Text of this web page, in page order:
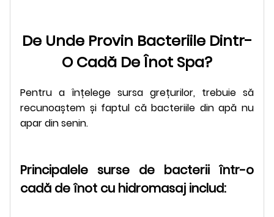
De Unde Provin Bacteriile Dintr-
O Cadă De Înot Spa?
Pentru a înțelege sursa grețurilor, trebuie să
recunoaștem și faptul că bacteriile din apă nu
apar din senin.
Principalele surse de bacterii într-o
cadă de înot cu hidromasaj includ: